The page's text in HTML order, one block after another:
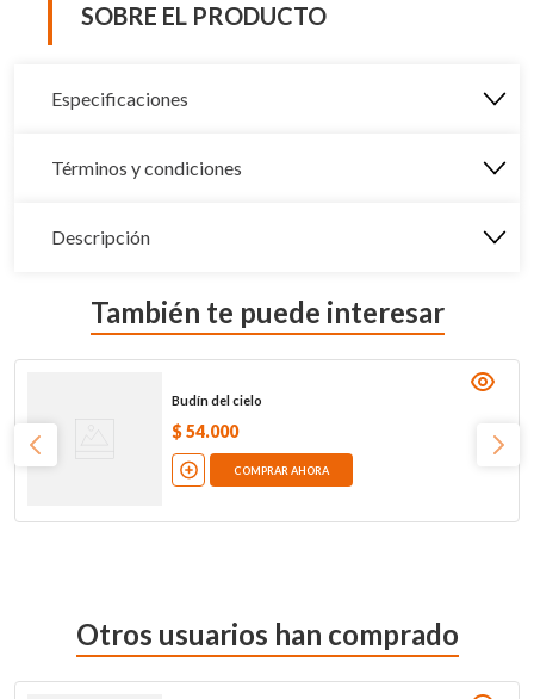
SOBRE EL PRODUCTO
Especificaciones
Términos y condiciones
Descripción
También te puede interesar
Budín del cielo
$ 54.000
COMPRAR AHORA
Otros usuarios han comprado